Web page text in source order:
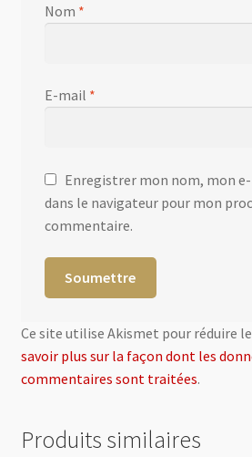
Nom *
E-mail *
Enregistrer mon nom, mon
dans le navigateur pour mon
commentaire.
Ce site utilise Akismet pour réduire
savoir plus sur la façon dont les
commentaires sont traitées.
Produits similaires